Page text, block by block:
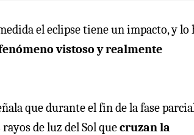
el eclipse tiene un impacto, y lo
vistoso y realmente
que durante el fin de la fase
de luz del Sol quecruzan la